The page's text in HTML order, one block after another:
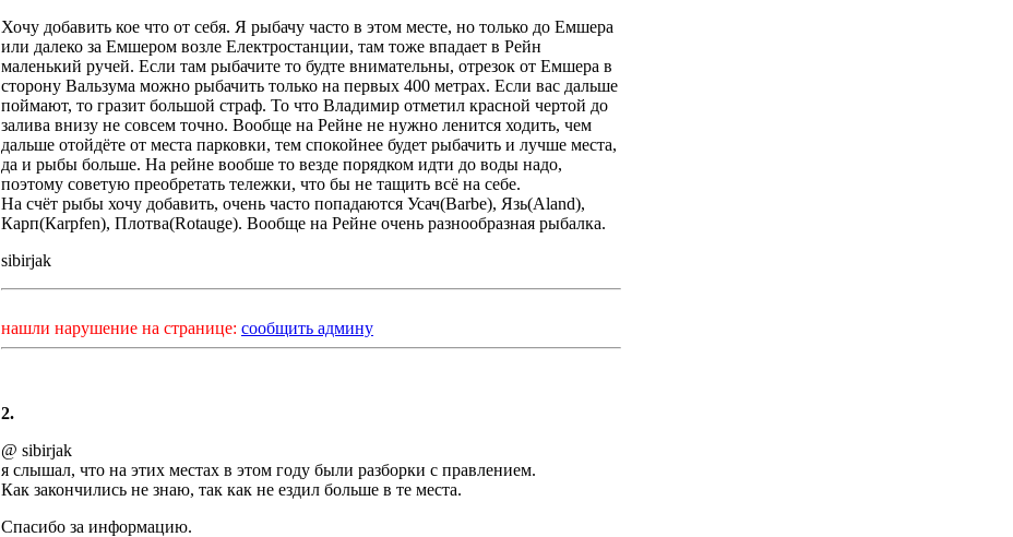
Хочу добавить кое что от себя. Я рыбачу часто в этом месте, но только до Емшера
или далеко за Емшером возле Електростанции, там тоже впадает в Рейн
маленький ручей. Если там рыбачите то будте внимательны, отрезок от Емшера в
сторону Вальзума можно рыбачить только на первых 400 метрах. Если вас дальше
поймают, то гразит большой страф. То что Владимир отметил красной чертой до
залива внизу не совсем точно. Вообще на Рейне не нужно ленится ходить, чем
дальше отойдёте от места парковки, тем спокойнее будет рыбачить и лучше места,
да и рыбы больше. На рейне вообше то везде порядком идти до воды надо,
поэтому советую преобретать тележки, что бы не тащить всё на себе.
На счёт рыбы хочу добавить, очень часто попадаются Усач(Barbe), Язь(Аland),
Карп(Кarpfen), Плотва(Rotauge). Вообще на Рейне очень разнообразная рыбалка.
sibirjak
нашли нарушение на странице: сообщить админу
2.
@ sibirjak
я слышал, что на этих местах в этом году были разборки с правлением.
Как закончились не знаю, так как не ездил больше в те места.
Спасибо за информацию.